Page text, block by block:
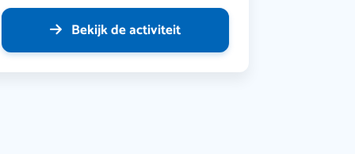
Bekijk de activiteit